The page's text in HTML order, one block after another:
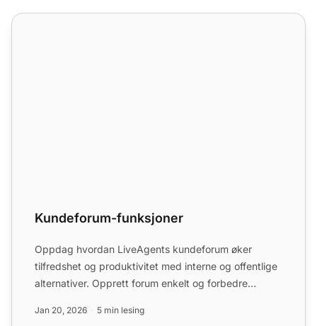
Kundeforum-funksjoner
Kundeforum-funksjoner
Oppdag hvordan LiveAgents kundeforum øker
tilfredshet og produktivitet med interne og offentlige
alternativer. Opprett forum enkelt og forbedre
Jan 20, 2026 5 min lesing